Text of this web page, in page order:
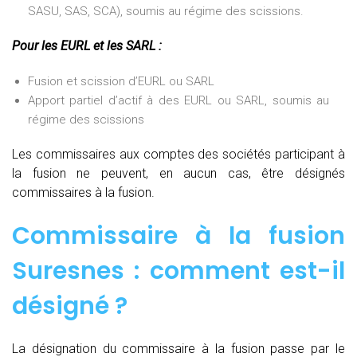
SASU, SAS, SCA), soumis au régime des scissions.
Pour les EURL et les SARL :
Fusion et scission d’EURL ou SARL
Apport partiel d’actif à des EURL ou SARL, soumis au
régime des scissions
Les commissaires aux comptes des sociétés participant à
la fusion ne peuvent, en aucun cas, être désignés
commissaires à la fusion.
Commissaire à la fusion
Suresnes : comment est-il
désigné ?
La désignation du commissaire à la fusion passe par le